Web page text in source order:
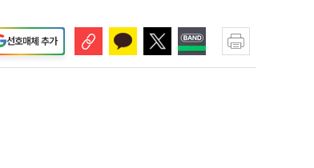
선호매체 추가